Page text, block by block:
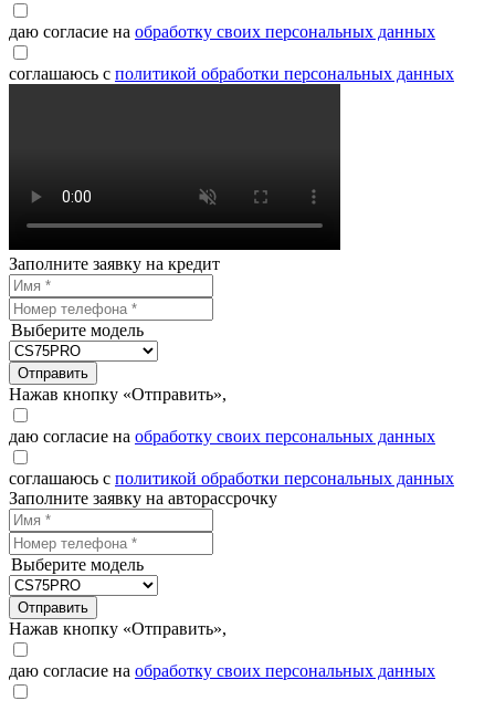
даю согласие на обработку своих персональных данных
соглашаюсь с политикой обработки персональных данных
Заполните заявку на кредит
Выберите модель
Отправить
Нажав кнопку «Отправить»,
даю согласие на обработку своих персональных данных
соглашаюсь с политикой обработки персональных данных
Заполните заявку на авторассрочку
Выберите модель
Отправить
Нажав кнопку «Отправить»,
даю согласие на обработку своих персональных данных